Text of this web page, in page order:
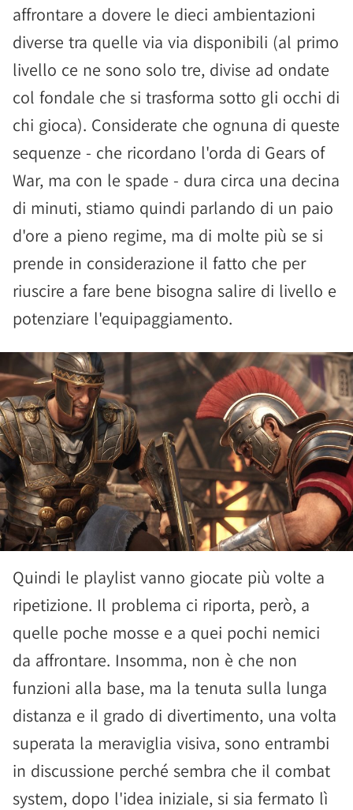
affrontare a dovere le dieci ambientazioni
diverse tra quelle via via disponibili (al primo
livello ce ne sono solo tre, divise ad ondate
col fondale che si trasforma sotto gli occhi di
chi gioca). Considerate che ognuna di queste
sequenze - che ricordano l'orda di Gears of
War, ma con le spade - dura circa una decina
di minuti, stiamo quindi parlando di un paio
d'ore a pieno regime, ma di molte più se si
prende in considerazione il fatto che per
riuscire a fare bene bisogna salire di livello e
potenziare l'equipaggiamento.
Quindi le playlist vanno giocate più volte a
ripetizione. Il problema ci riporta, però, a
quelle poche mosse e a quei pochi nemici
da affrontare. Insomma, non è che non
funzioni alla base, ma la tenuta sulla lunga
distanza e il grado di divertimento, una volta
superata la meraviglia visiva, sono entrambi
in discussione perché sembra che il combat
system, dopo l'idea iniziale, si sia fermato lì